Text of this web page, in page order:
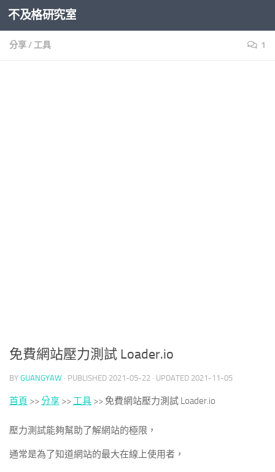
Skip to content
不及格研究室
分享/ 工具 1
免費網站壓力測試 Loader.io
BY GUANGYAW · PUBLISHED 2021-05-22 · UPDATED 2021-11-05
首頁 >>分享 >> 工具 >> 免費網站壓力測試 Loader.io
壓力測試能夠幫助了解網站的極限，
通常是為了知道網站的最大在線上使用者，